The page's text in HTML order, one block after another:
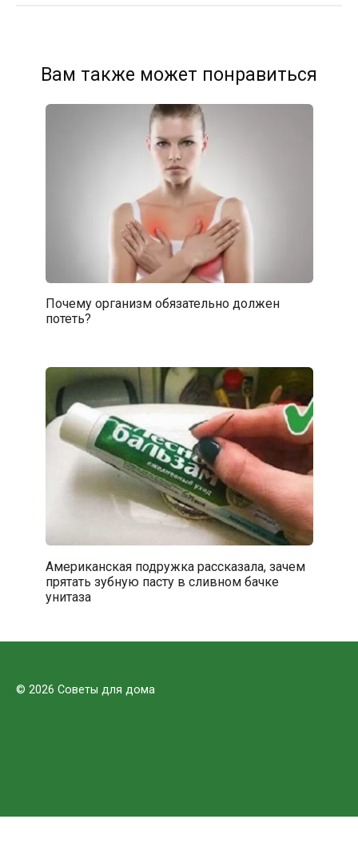
Вам также может понравиться
Почему организм обязательно должен
потеть?
Американская подружка рассказала, зачем
прятать зубную пасту в сливном бачке
унитаза
© 2026 Советы для дома